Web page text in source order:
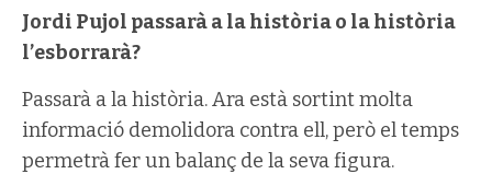
Jordi Pujol passarà a la història o la història
l’esborrarà?
Passarà a la història. Ara està sortint molta
informació demolidora contra ell, però el temps
permetrà fer un balanç de la seva figura.